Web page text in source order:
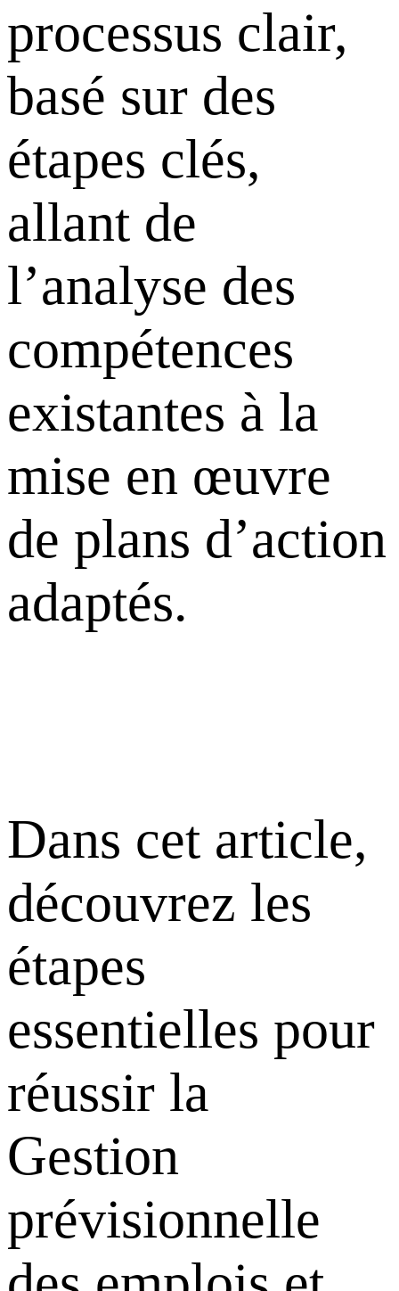
processus clair,
basé sur des
étapes clés,
allant de
l’analyse des
compétences
existantes à la
mise en œuvre
de plans d’action
adaptés.
Dans cet article,
découvrez les
étapes
essentielles pour
réussir la
Gestion
prévisionnelle